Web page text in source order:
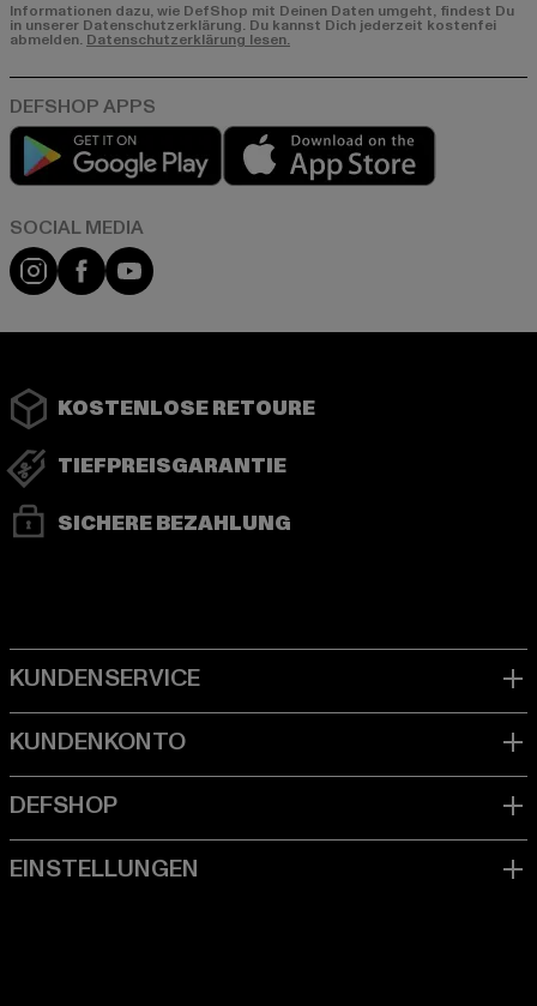
Informationen dazu, wie DefShop mit Deinen Daten umgeht, findest Du
in unserer Datenschutzerklärung. Du kannst Dich jederzeit kostenfei
abmelden. Datenschutzerklärung lesen.
Play market
Instagram
FacebookYouTube
KOSTENLOSE RETOURE
TIEFPREISGARANTIE
SICHERE BEZAHLUNG